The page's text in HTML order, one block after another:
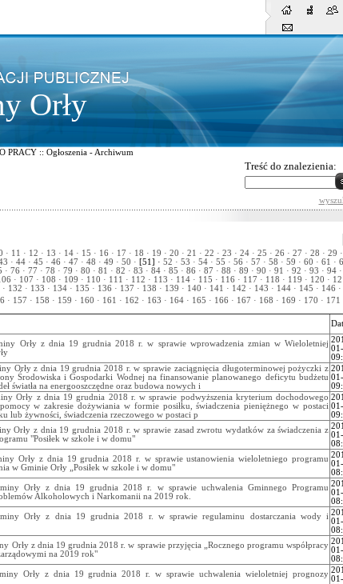
Orły
PRACY :: Ogłoszenia - Archiwum
Treść do znalezienia:
· 11 · 12 · 13 · 14 · 15 · 16 · 17 · 18 · 19 · 20 · 21 · 22 · 23 · 24 · 25 · 26 · 27 · 28 · 29 ·
· 44 · 45 · 46 · 47 · 48 · 49 · 50 · [51] · 52 · 53 · 54 · 55 · 56 · 57 · 58 · 59 · 60 · 61 ·
· 76 · 77 · 78 · 79 · 80 · 81 · 82 · 83 · 84 · 85 · 86 · 87 · 88 · 89 · 90 · 91 · 92 · 93 · 94 ·
· 107 · 108 · 109 · 110 · 111 · 112 · 113 · 114 · 115 · 116 · 117 · 118 · 119 · 120 ·
132 · 133 · 134 · 135 · 136 · 137 · 138 · 139 · 140 · 141 · 142 · 143 · 144 · 145 · 146 ·
· 157 · 158 · 159 · 160 · 161 · 162 · 163 · 164 · 165 · 166 · 167 · 168 · 169 · 170 · 171
Orły z dnia 19 grudnia 2018 r. w sprawie wprowadzenia zmian w Wieloletniej
Orły z dnia 19 grudnia 2018 r. w sprawie zaciągnięcia długoterminowej pożyczki z
Środowiska i Gospodarki Wodnej na finansowanie planowanego deficytu budżetu
światła na energooszczędne oraz budowa nowych i
Orły z dnia 19 grudnia 2018 r. w sprawie podwyższenia kryterium dochodowego
w zakresie dożywiania w formie posiłku, świadczenia pieniężnego w postaci
lub żywności, świadczenia rzeczowego w postaci p
Orły z dnia 19 grudnia 2018 r. w sprawie zasad zwrotu wydatków za świadczenia z
"Posiłek w szkole i w domu"
Orły z dnia 19 grudnia 2018 r. w sprawie ustanowienia wieloletniego programu
w Gminie Orły „Posiłek w szkole i w domu"
Orły z dnia 19 grudnia 2018 r. w sprawie uchwalenia Gminnego Programu
Alkoholowych i Narkomanii na 2019 rok.
Orły z dnia 19 grudnia 2018 r. w sprawie regulaminu dostarczania wody i
Orły z dnia 19 grudnia 2018 r. w sprawie przyjęcia „Rocznego programu współpracy
na 2019 rok"
Orły z dnia 19 grudnia 2018 r. w sprawie uchwalenia wieloletniej prognozy